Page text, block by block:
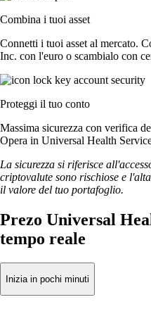
Combina i tuoi asset
Connetti i tuoi asset al mercato.
Inc. con l'euro o scambialo con
Proteggi il tuo conto
Massima sicurezza con verifica
Opera in Universal Health
La sicurezza si riferisce
criptovalute sono rischiose e
il valore del tuo portafoglio.
Prezo Universal
tempo reale
Inizia in pochi minuti